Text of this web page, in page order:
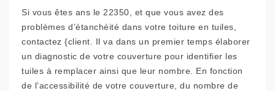
Si vous êtes ans le 22350, et que vous avez des
problèmes d’étanchéité dans votre toiture en tuiles,
contactez {client. Il va dans un premier temps élaborer
un diagnostic de votre couverture pour identifier les
tuiles à remplacer ainsi que leur nombre. En fonction
de l’accessibilité de votre couverture, du nombre de